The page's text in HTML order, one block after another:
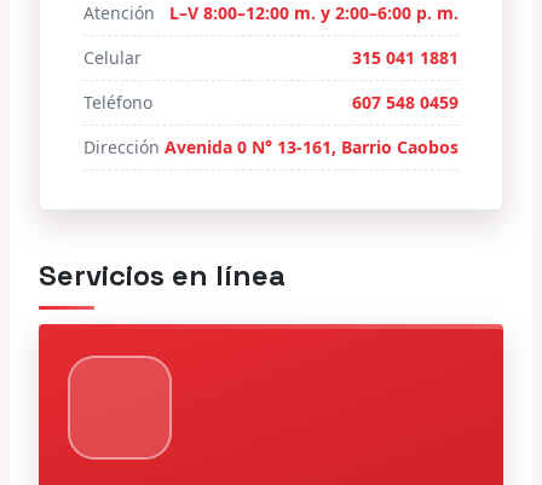
Atención
L–V 8:00–12:00 m. y 2:00–6:00 p. m.
Celular
315 041 1881
Teléfono
607 548 0459
Dirección Avenida 0 N° 13-161, Barrio Caobos
Servicios en línea